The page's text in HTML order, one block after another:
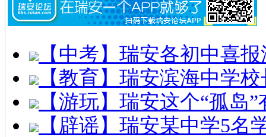
【中考】瑞安各初中喜
【教育】瑞安滨海中学
【游玩】瑞安这个“孤岛
【辟谣】瑞安某中学5名